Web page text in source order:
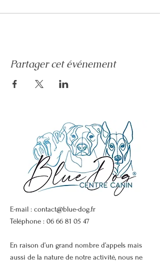
Partager cet événement
E-mail : contact@blue-dog.fr
Téléphone : 06 66 81 05 47
En raison d’un grand nombre d’appels mais
aussi de la nature de notre activité, nous ne